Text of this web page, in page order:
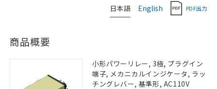
日本語 English PDF出力
商品概要
小形パワーリレー, 3極, プラグイン
端子, メカニカルインジケータ, ラッ
チングレバー, 基準形, AC110V